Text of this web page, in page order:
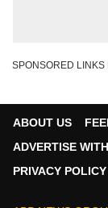
SPONSORED LINKS
ABOUT US
ADVERTISE
PRIVACY POLICY